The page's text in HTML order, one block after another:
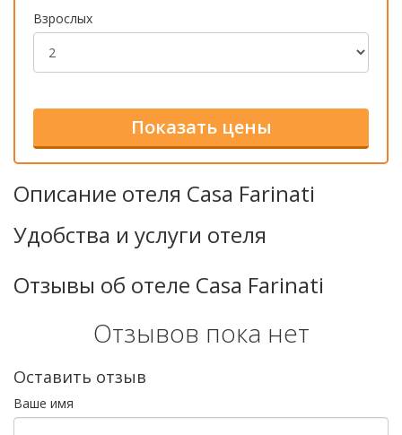
Взрослых
Описание отеля Casa Farinati
Удобства и услуги отеля
Отзывы об отеле Casa Farinati
Отзывов пока нет
Оставить отзыв
Ваше имя